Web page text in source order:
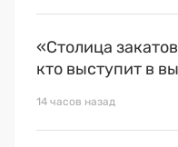
«Столица
кто выступит в
14 часов назад